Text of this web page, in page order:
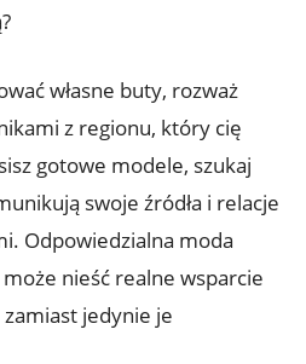
własne buty, rozważ
z regionu, który cię
gotowe modele, szukaj
swoje źródła i relacje
Odpowiedzialna moda
nieść realne wsparcie
jedynie je